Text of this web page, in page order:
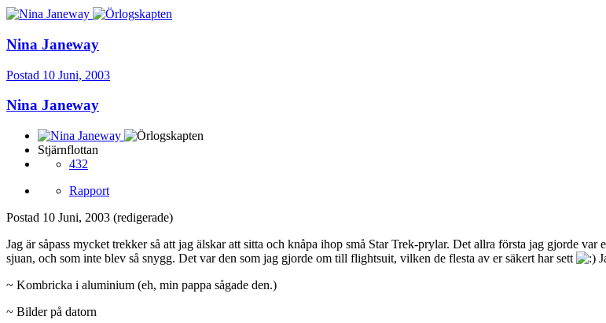
Nina Janeway
Postad 10 Juni, 2003
Nina Janeway
Stjärnflottan
432
Rapport
Postad 10 Juni, 2003 (redigerade)
Jag är såpass mycket trekker så att jag älskar att sitta och knåpa ihop små Star Trek-prylar. Det allra första jag gjorde
sjuan, och som inte blev så snygg. Det var den som jag gjorde om till flightsuit, vilken de flesta av er säkert har sett
~ Kombricka i aluminium (eh, min pappa sågade den.)
~ Bilder på datorn